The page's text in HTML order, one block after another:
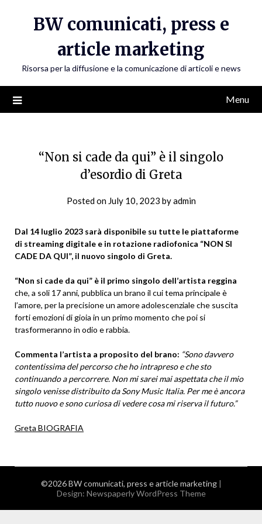
BW comunicati, press e
article marketing
Risorsa per la diffusione e la comunicazione di articoli e news
Menu
“Non si cade da qui” è il singolo
d’esordio di Greta
Posted on July 10, 2023 byadmin
Dal 14 luglio 2023 sarà disponibile su tutte le piattaforme
di streaming digitale e in rotazione radiofonica “NON SI
CADE DA QUI”, il nuovo singolo di Greta.
“Non si cade da qui” è il primo singolo dell’artista reggina
che, a soli 17 anni, pubblica un brano il cui tema principale è
l’amore, per la precisione un amore adolescenziale che suscita
forti emozioni di gioia in un primo momento che poi si
trasformeranno in odio e rabbia.
Commenta l’artista a proposito del brano: “Sono davvero
contentissima del percorso che ho intrapreso e che sto
continuando a percorrere. Non mi sarei mai aspettata che il mio
singolo venisse distribuito da Sony Music Italia. Per me è ancora
tutto nuovo e sono curiosa di vedere cosa mi riserva il futuro.”
Greta BIOGRAFIA
©2026 BW comunicati, press e article marketing |
Design: Newspaperly WordPress Theme